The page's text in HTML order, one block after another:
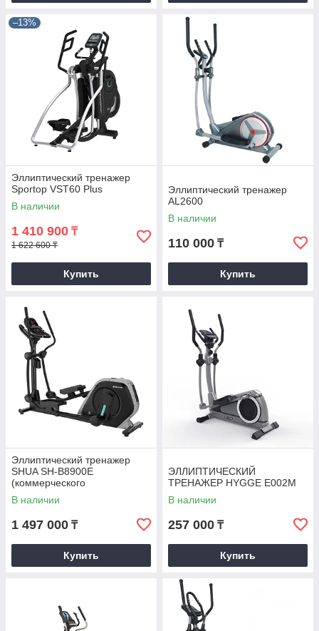
–13%
Эллиптический тренажер
Sportop VST60 Plus
В наличии
1 410 900 ₸
1 622 600 ₸
Купить
Эллиптический тренажер
AL2600
В наличии
110 000 ₸
Купить
Эллиптический тренажер
SHUA SH-B8900E
(коммерческого
использования)
В наличии
1 497 000 ₸
Купить
ЭЛЛИПТИЧЕСКИЙ
ТРЕНАЖЕР HYGGE E002M
В наличии
257 000 ₸
Купить